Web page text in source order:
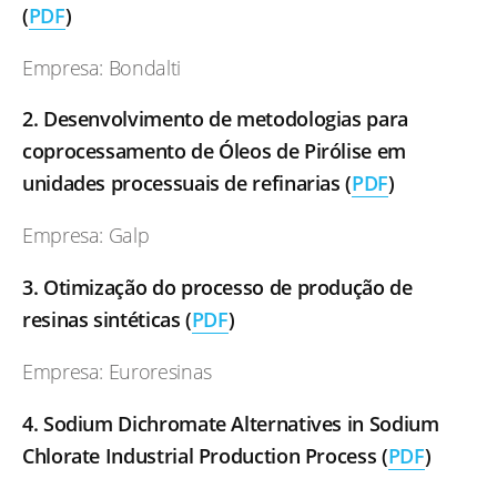
(PDF)
Empresa: Bondalti
2. Desenvolvimento de metodologias para
coprocessamento de Óleos de Pirólise em
unidades processuais de refinarias (PDF)
Empresa: Galp
3. Otimização do processo de produção de
resinas sintéticas (PDF)
Empresa: Euroresinas
4. Sodium Dichromate Alternatives in Sodium
Chlorate Industrial Production Process (PDF)